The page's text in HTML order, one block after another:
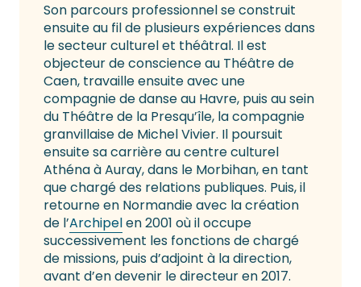
Son parcours professionnel se construit
ensuite au fil de plusieurs expériences dans
le secteur culturel et théâtral. Il est
objecteur de conscience au Théâtre de
Caen, travaille ensuite avec une
compagnie de danse au Havre, puis au sein
du Théâtre de la Presqu’île, la compagnie
granvillaise de Michel Vivier. Il poursuit
ensuite sa carrière au centre culturel
Athéna à Auray, dans le Morbihan, en tant
que chargé des relations publiques. Puis, il
retourne en Normandie avec la création
de l’Archipelen 2001 où il occupe
successivement les fonctions de chargé
de missions, puis d’adjoint à la direction,
avant d’en devenir le directeur en 2017.